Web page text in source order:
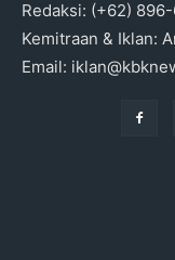
Redaksi: (+62)
Kemitraan & Iklan:
Email: